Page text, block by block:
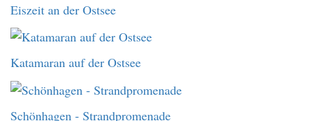
Eiszeit an der Ostsee
Katamaran auf der Ostsee
Schönhagen - Strandpromenade